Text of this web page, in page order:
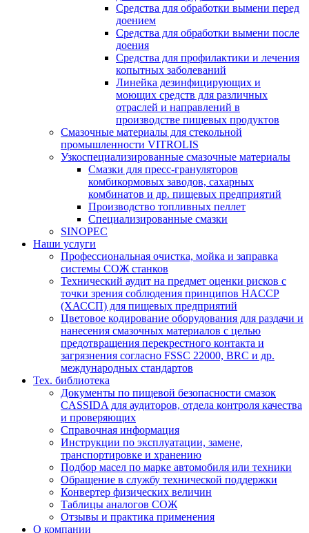
Средства для обработки вымени перед
доением
Средства для обработки вымени после
доения
Средства для профилактики и лечения
копытных заболеваний
Линейка дезинфицирующих и
моющих средств для различных
отраслей и направлений в
производстве пищевых продуктов
Смазочные материалы для стекольной
промышленности VITROLIS
Узкоспециализированные смазочные материалы
Смазки для пресс-грануляторов
комбикормовых заводов, сахарных
комбинатов и др. пищевых предприятий
Производство топливных пеллет
Специализированные смазки
SINOPEC
Наши услуги
Профессиональная очистка, мойка и заправка
системы СОЖ станков
Технический аудит на предмет оценки рисков с
точки зрения соблюдения принципов HACCP
(ХАССП) для пищевых предприятий
Цветовое кодирование оборудования для раздачи и
нанесения смазочных материалов с целью
предотвращения перекрестного контакта и
загрязнения согласно FSSC 22000, BRC и др.
международных стандартов
Тех. библиотека
Документы по пищевой безопасности смазок
CASSIDA для аудиторов, отдела контроля качества
и проверяющих
Справочная информация
Инструкции по эксплуатации, замене,
транспортировке и хранению
Подбор масел по марке автомобиля или техники
Обращение в службу технической поддержки
Конвертер физических величин
Таблицы аналогов СОЖ
Отзывы и практика применения
О компании